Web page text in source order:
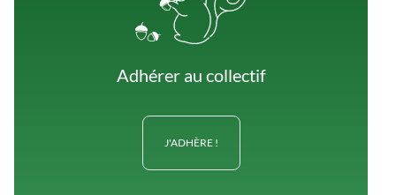
Adhérer au collectif
J'ADHÈRE !